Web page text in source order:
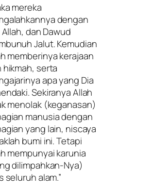
mereka
dengan
dan Dawud
Jalut. Kemudian
memberinya kerajaan
hikmah, serta
apa yang Dia
Sekiranya Allah
menolak (keganasan)
manusia dengan
yang lain, niscaya
bumi ini. Tetapi
mempunyai karunia
dilimpahkan-Nya)
seluruh alam.”